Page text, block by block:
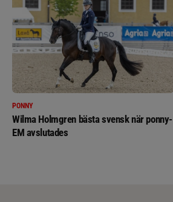
PONNY
Wilma Holmgren bästa svensk när ponny-
EM avslutades